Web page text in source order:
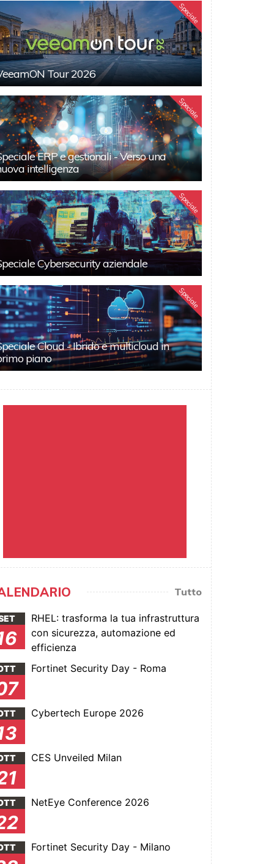
Speciale
Tour 2026
Speciale
ERP e gestionali - Verso una
intelligenza
Speciale
Cybersecurity aziendale
Speciale
Cloud - Ibrido e multicloud in
piano
Tutto
RHEL: trasforma la tua infrastruttura
con sicurezza, automazione ed
efficienza
Fortinet Security Day - Roma
Cybertech Europe 2026
CES Unveiled Milan
NetEye Conference 2026
Fortinet Security Day - Milano